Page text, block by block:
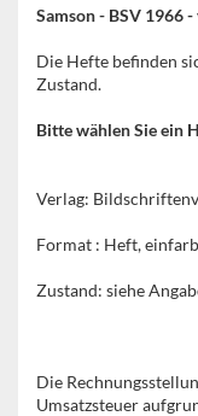
Samson - BSV 1966
Die Hefte befinden
Zustand.
Bitte wählen Sie ein
Verlag:
Format : Heft,
Zustand: siehe
Die
Umsatzsteuer